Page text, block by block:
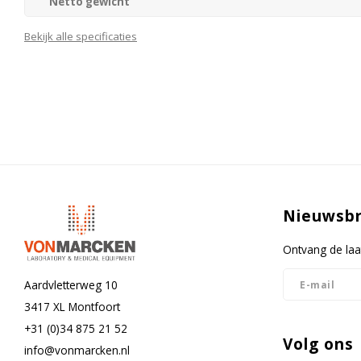
Afmetingen behuizing (bxdxh)
Temperatuur alarm
Alarm Batterij Back-Up
Temperatuur registratie
Type uitlezing
Slot d.m.v. sleutel
Bekijk alle specificaties
Aardvletterweg 10
3417 XL Montfoort
+31 (0)34 875 21 52
info@vonmarcken.nl
Ontvang de
Volg ons